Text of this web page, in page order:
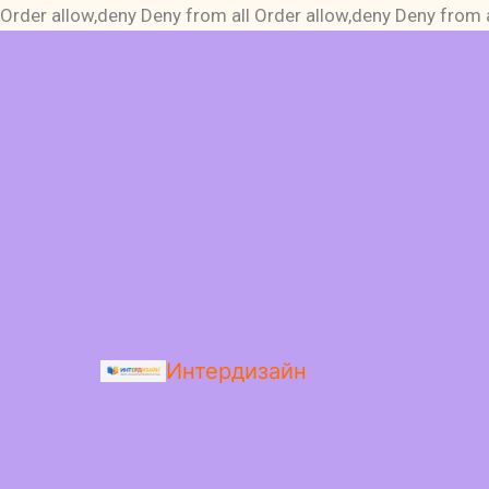
Order allow,deny Deny from all Order allow,deny Deny from
Интердизайн